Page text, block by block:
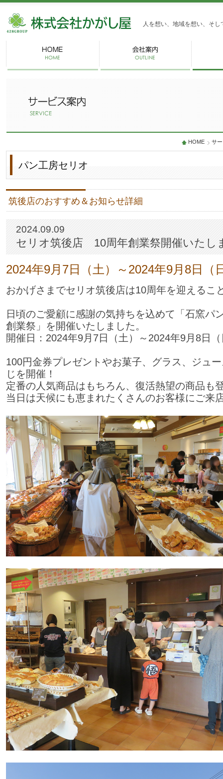
人を想い、地域を想い、そし
HOME サ
パン工房セリオ
筑後店のおすすめ＆お知らせ詳細
2024.09.09
セリオ筑後店 10周年創業祭開催いたし
2024年9月7日（土）～2024年9月8日（
おかげさまでセリオ筑後店は10周年を迎えるこ
日頃のご愛顧に感謝の気持ちを込めて「石窯パ
創業祭」を開催いたしました。
開催日：2024年9月7日（土）～2024年9月8日
100円金券プレゼントやお菓子、グラス、ジュ
じを開催！
定番の人気商品はもちろん、復活熱望の商品も
当日は天候にも恵まれたくさんのお客様にご来